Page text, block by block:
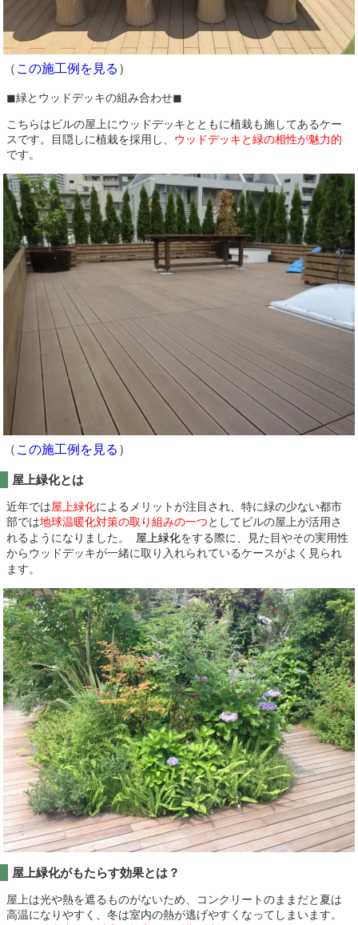
（ この施工例を見る ）
◼︎緑とウッドデッキの組み合わせ◼︎
こちらはビルの屋上にウッドデッキとともに植栽も施してあるケー
スです。目隠しに植栽を採用し、 ウッドデッキと緑の相性が魅力的
です。
（ この施工例を見る ）
屋上緑化とは
近年では屋上緑化によるメリットが注目され、特に緑の少ない都市
部では地球温暖化対策の取り組みの一つとしてビルの屋上が活用さ
れるようになりました。 屋上緑化をする際に、見た目やその実用性
からウッドデッキが一緒に取り入れられているケースがよく見られ
ます。
屋上緑化がもたらす効果とは？
屋上は光や熱を遮るものがないため、コンクリートのままだと夏は
高温になりやすく、冬は室内の熱が逃げやすくなってしまいます。